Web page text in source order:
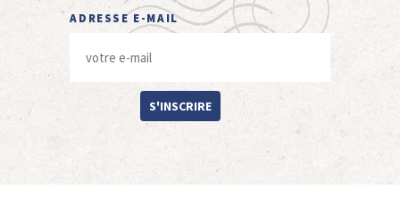
ADRESSE E-MAIL
S'INSCRIRE